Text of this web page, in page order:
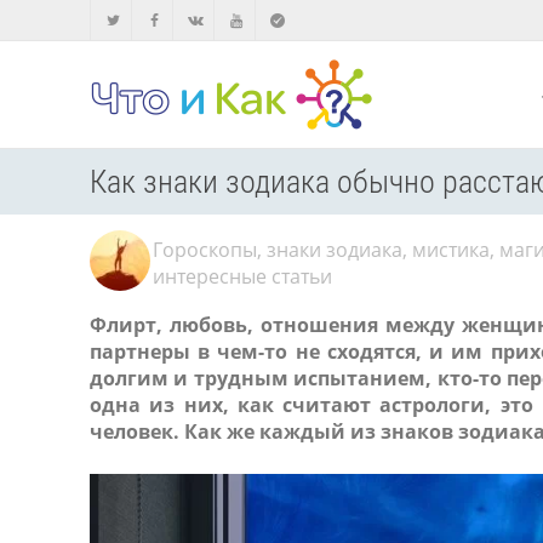
Как знаки зодиака обычно
Гороскопы, знаки зодиака, мистика,
интересные статьи
Флирт, любовь, отношения между
партнеры в чем-то не сходятся, и им
долгим и трудным испытанием, кто-то
одна из них, как считают астрологи,
человек. Как же каждый из знаков